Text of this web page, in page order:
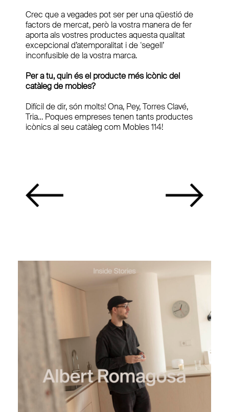
Crec que a vegades pot ser per una qüestió de
factors de mercat, però la vostra manera de fer
aporta als vostres productes aquesta qualitat
excepcional d’atemporalitat i de ‘segell’
inconfusible de la vostra marca.
Per a tu, quin és el producte més icònic del
catàleg de mobles?
Difícil de dir, són molts! Ona, Pey, Torres Clavé,
Tria… Poques empreses tenen tants productes
icònics al seu catàleg com Mobles 114!